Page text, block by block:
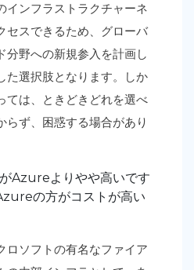
インフラストラクチャーネ
セスできるため、グローバ
分野への新規参入を計画し
た選択肢となります。しか
ては、ときどきどれを選べ
らず、困惑する場合があり
Azureよりやや高いです
の方がコストが高い
ソフトの有名なファイア